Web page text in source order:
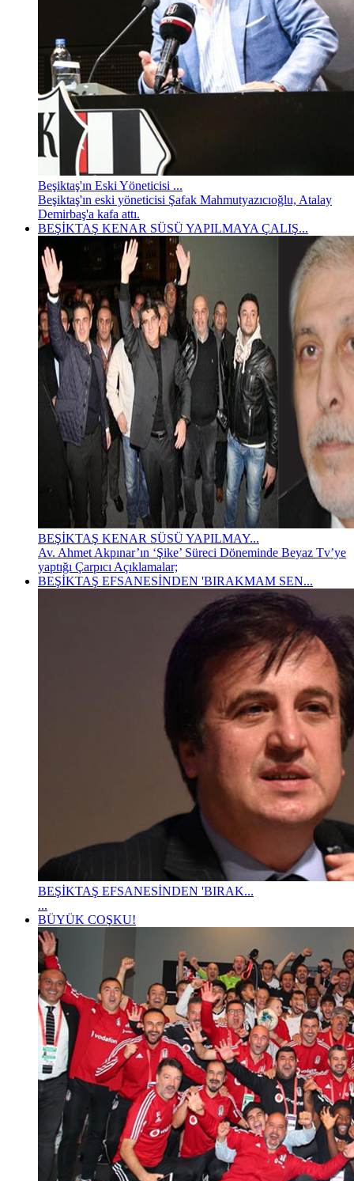
Beşiktaş'ın Eski Yöneticisi ...
Beşiktaş'ın eski yöneticisi Şafak Mahmutyazıcıoğlu, Atalay
Demirbaş'a kafa attı.
BEŞİKTAŞ KENAR SÜSÜ YAPILMAYA ÇALIŞ...
BEŞİKTAŞ KENAR SÜSÜ YAPILMAY...
Av. Ahmet Akpınar’ın ‘Şike’ Süreci Döneminde Beyaz Tv’ye
yaptığı Çarpıcı Açıklamalar;
BEŞİKTAŞ EFSANESİNDEN 'BIRAKMAM SEN...
BEŞİKTAŞ EFSANESİNDEN 'BIRAK...
...
BÜYÜK COŞKU!